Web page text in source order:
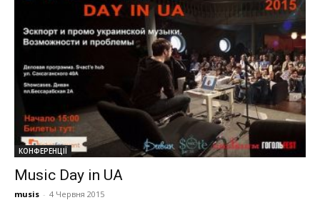
КОНФЕРЕНЦІЇ
Music Day in UA
musis - 4 Червня 2015